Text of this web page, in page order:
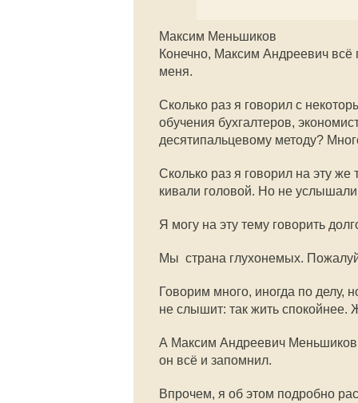
Максим Меньшиков
Конечно, Максим Андреевич
меня.
Сколько раз я говорил с
обучения бухгалтеров,
десятипальцевому методу?
Сколько раз я говорил на эту
кивали головой. Но не
Я могу на эту тему говорить
Мы  страна глухонемых.
Говорим много, иногда по делу,
не слышит: так жить спокойнее.
А Максим Андреевич
он всё и запомнил.
Впрочем, я об этом подробно